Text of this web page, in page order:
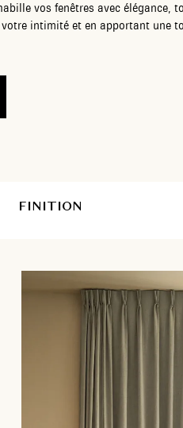
vos fenêtres avec élégance,
intimité et en apportant une
FINITION